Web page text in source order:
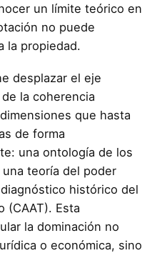
un límite teórico en
no puede
la propiedad.
desplazar el eje
la coherencia
que hasta
de forma
una ontología de los
teoría del poder
histórico del
(CAAT). Esta
la dominación no
o económica, sino